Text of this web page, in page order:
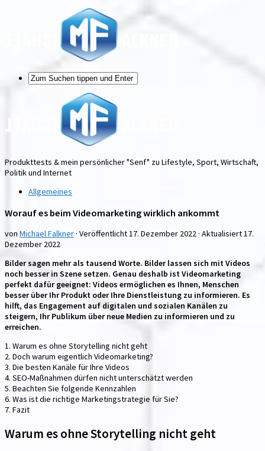
Produkttests & mein persönlicher "Senf" zu Lifestyle, Sport, Wirtschaft,
Politik und Internet
Allgemeines
Worauf es beim Videomarketing wirklich ankommt
von Michael Falkner · Veröffentlicht17. Dezember 2022 · Aktualisiert17.
Dezember 2022
Bilder sagen mehr als tausend Worte. Bilder lassen sich mit Videos
noch besser in Szene setzen. Genau deshalb ist Videomarketing
perfekt dafür geeignet: Videos ermöglichen es Ihnen, Menschen
besser über Ihr Produkt oder Ihre Dienstleistung zu informieren. Es
hilft, das Engagement auf digitalen und sozialen Kanälen zu
steigern, Ihr Publikum über neue Medien zu informieren und zu
erreichen.
1. Warum es ohne Storytelling nicht geht
2. Doch warum eigentlich Videomarketing?
3. Die besten Kanäle für Ihre Videos
4. SEO-Maßnahmen dürfen nicht unterschätzt werden
5. Beachten Sie folgende Kennzahlen
6. Was ist die richtige Marketingstrategie für Sie?
7. Fazit
Warum es ohne Storytelling nicht geht